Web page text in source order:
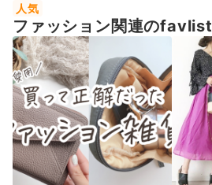
人気
ファッション関連のfavlist